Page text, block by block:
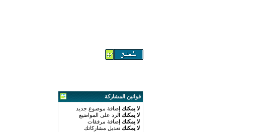
قوانين المشاركة
لا يمكنك إضافة موضوع جديد
لا يمكنك الرد على المواضيع
لا يمكنك إضافة مرفقات
لا يمكنك تعديل مشاركاتك